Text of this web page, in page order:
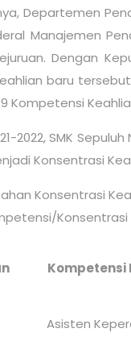
Departemen
Manajemen
Dengan
baru
Kompetensi
2022, SMK
Konsentrasi
Konsentrasi
Kompetensi
Asisten